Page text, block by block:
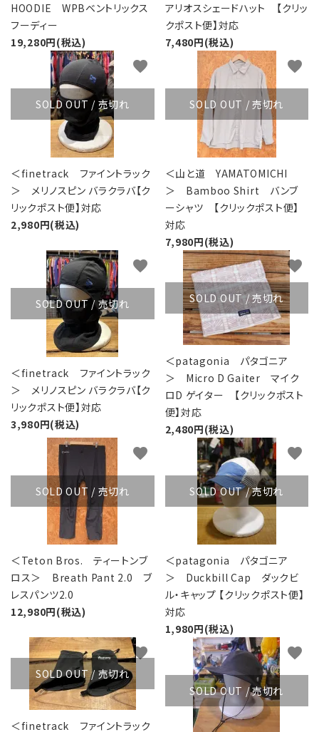
HOODIE WPBベントリックス
フーディー
19,280円(税込)
アリオスシェードハット 【クリッ
クポスト便】対応
7,480円(税込)
SOLD OUT / 売切れ
＜finetrack ファイントラック
＞ メリノスピン バラクラバ【ク
リックポスト便】対応
2,980円(税込)
favorite
SOLD OUT / 売切れ
＜山と道 YAMATOMICHI
＞ Bamboo Shirt バンブ
ーシャツ 【クリックポスト便】
対応
7,980円(税込)
favorite
SOLD OUT / 売切れ
＜finetrack ファイントラック
＞ メリノスピン バラクラバ【ク
リックポスト便】対応
3,980円(税込)
favorite
SOLD OUT / 売切れ
＜patagonia パタゴニア
＞ Micro D Gaiter マイク
ロD ゲイター 【クリックポスト
便】対応
2,480円(税込)
favorite
SOLD OUT / 売切れ
＜Teton Bros. ティートンブ
ロス＞ Breath Pant 2.0 ブ
レスパンツ2.0
12,980円(税込)
favorite
SOLD OUT / 売切れ
＜patagonia パタゴニア
＞ Duckbill Cap ダックビ
ル・キャップ 【クリックポスト便】
対応
1,980円(税込)
favorite
SOLD OUT / 売切れ
＜finetrack ファイントラック
favorite
SOLD OUT / 売切れ
favorite